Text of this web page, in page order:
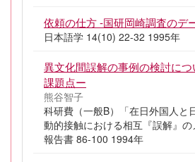
依頼の仕方 -国研岡崎調査のデ
日本語学 14(10) 22-32 1995年
異文化間誤解の事例の検討につ
課題点ー
熊谷智子
科研費（一般B）「在日外国人と
動的接触における相互『誤解』
報告書 86-100 1994年